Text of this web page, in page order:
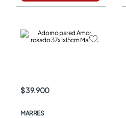
$ 39.900
MARRES